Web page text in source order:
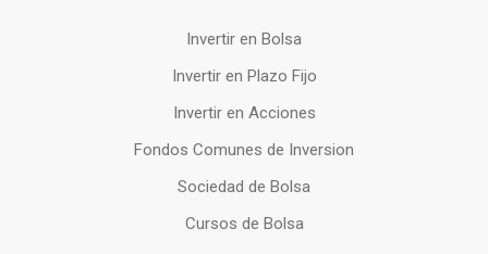
Invertir en Bolsa
Invertir en Plazo Fijo
Invertir en Acciones
Fondos Comunes de Inversion
Sociedad de Bolsa
Cursos de Bolsa